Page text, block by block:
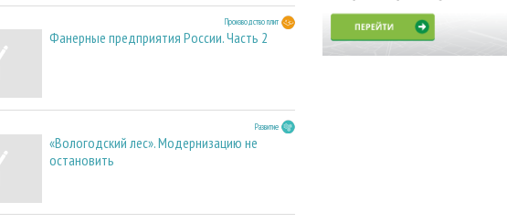
Производство плит
Фанерные предприятия России. Часть 2
Развитие
«Вологодский лес». Модернизацию не
остановить